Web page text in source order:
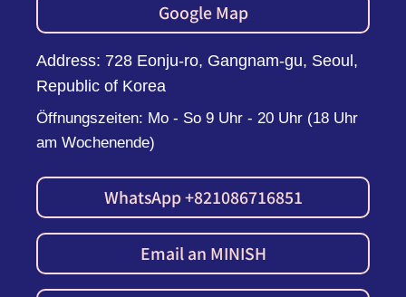
Google Map
Address: 728 Eonju-ro, Gangnam-gu, Seoul,
Republic of Korea
Öffnungszeiten: Mo - So 9 Uhr - 20 Uhr (18 Uhr
am Wochenende)
WhatsApp +821086716851
Email an MINISH